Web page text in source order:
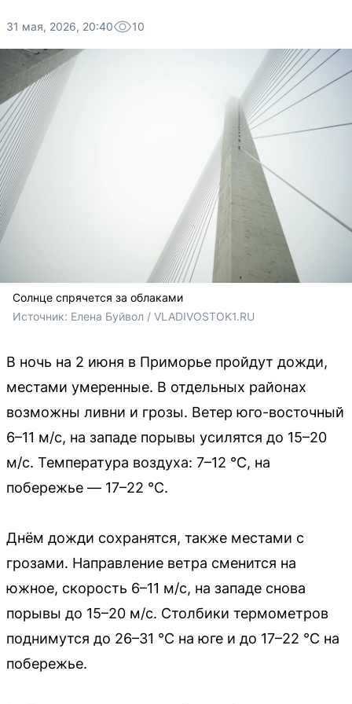
31 мая, 2026, 20:40 10
Солнце спрячется за облаками
Источник: Елена Буйвол / VLADIVOSTOK1.RU
В ночь на 2 июня в Приморье пройдут дожди,
местами умеренные. В отдельных районах
возможны ливни и грозы. Ветер юго-восточный
6–11 м/с, на западе порывы усилятся до 15–20
м/с. Температура воздуха: 7–12 °C, на
побережье — 17–22 °C.
Днём дожди сохранятся, также местами с
грозами. Направление ветра сменится на
южное, скорость 6–11 м/с, на западе снова
порывы до 15–20 м/с. Столбики термометров
поднимутся до 26–31 °C на юге и до 17–22 °C на
побережье.